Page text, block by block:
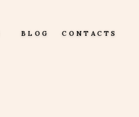
BLOG CONTACTS